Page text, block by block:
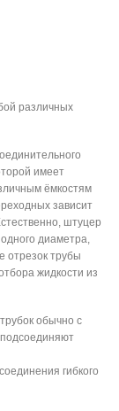
различных
имеет
ёмкостям
зависит
штуцер
диаметра,
отрезок трубы
жидкости из
обычно с
гибкого